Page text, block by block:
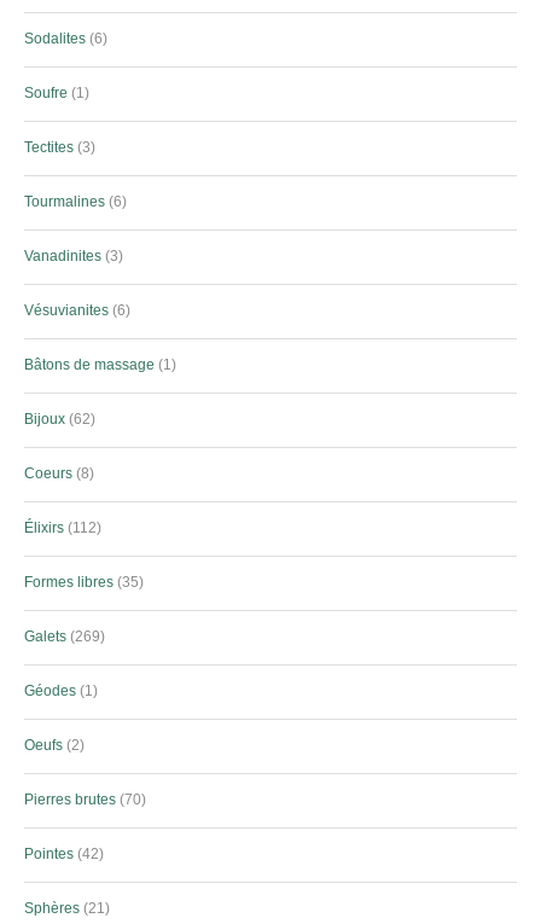
Sodalites 6
Soufre 1
Tectites 3
Tourmalines 6
Vanadinites 3
Vésuvianites 6
Bâtons de massage 1
Bijoux 62
Coeurs 8
Élixirs 112
Formes libres 35
Galets 269
Géodes 1
Oeufs 2
Pierres brutes 70
Pointes 42
Sphères 21